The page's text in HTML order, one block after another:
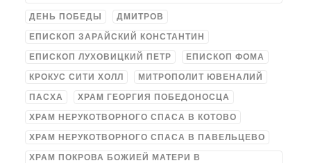
ДЕНЬ ПОБЕДЫ ДМИТРОВ
ЕПИСКОП ЗАРАЙСКИЙ КОНСТАНТИН
ЕПИСКОП ЛУХОВИЦКИЙ ПЕТР ЕПИСКОП ФОМА
КРОКУС СИТИ ХОЛЛ МИТРОПОЛИТ ЮВЕНАЛИЙ
ПАСХА ХРАМ ГЕОРГИЯ ПОБЕДОНОСЦА
ХРАМ НЕРУКОТВОРНОГО СПАСА В КОТОВО
ХРАМ НЕРУКОТВОРНОГО СПАСА В ПАВЕЛЬЦЕВО
ХРАМ ПОКРОВА БОЖИЕЙ МАТЕРИ В